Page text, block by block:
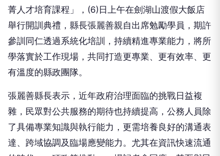
菁人才培育課程」，(6)日上午在劍湖山渡假大飯店
舉行開訓典禮，縣長張麗善親自出席勉勵學員，期許
參訓同仁透過系統化培訓，持續精進專業能力，將所
學落實於工作現場，共同打造更專業、更有效率、更
有溫度的縣政團隊。
張麗善縣長表示，近年政府治理面臨的挑戰日益複
雜，民眾對公共服務的期待也持續提高，公務人員除
了具備專業知識與執行能力，更需培養良好的溝通表
達、跨域協調及臨場應變能力。尤其在資訊快速流通